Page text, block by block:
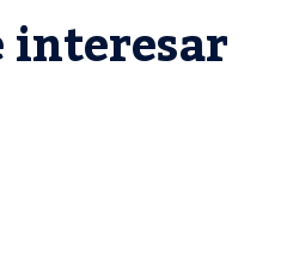
interesar